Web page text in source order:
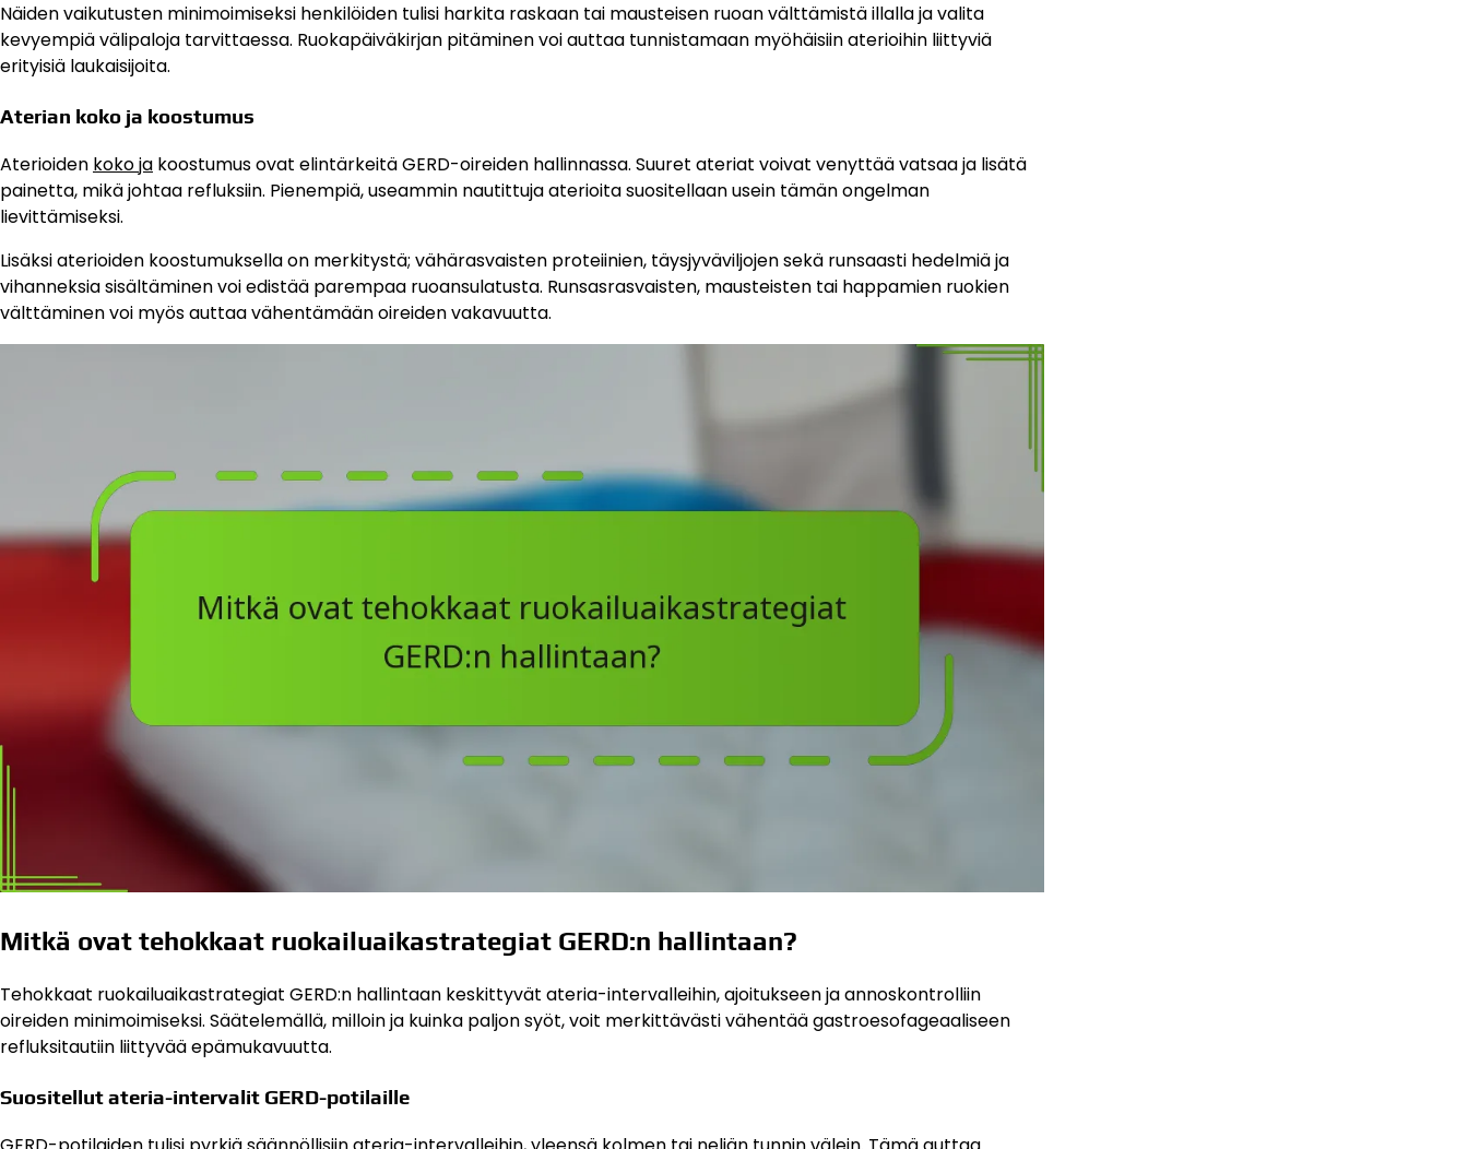
Näiden vaikutusten minimoimiseksi henkilöiden tulisi harkita raskaan tai mausteisen ruoan välttämistä illalla ja valita
kevyempiä välipaloja tarvittaessa. Ruokapäiväkirjan pitäminen voi auttaa tunnistamaan myöhäisiin aterioihin liittyviä
erityisiä laukaisijoita.
Aterian koko ja koostumus
Aterioiden koko ja koostumus ovat elintärkeitä GERD-oireiden hallinnassa. Suuret ateriat voivat venyttää vatsaa ja lisätä
painetta, mikä johtaa refluksiin. Pienempiä, useammin nautittuja aterioita suositellaan usein tämän ongelman
lievittämiseksi.
Lisäksi aterioiden koostumuksella on merkitystä; vähärasvaisten proteiinien, täysjyväviljojen sekä runsaasti hedelmiä ja
vihanneksia sisältäminen voi edistää parempaa ruoansulatusta. Runsasrasvaisten, mausteisten tai happamien ruokien
välttäminen voi myös auttaa vähentämään oireiden vakavuutta.
Mitkä ovat tehokkaat ruokailuaikastrategiat GERD:n hallintaan?
Tehokkaat ruokailuaikastrategiat GERD:n hallintaan keskittyvät ateria-intervalleihin, ajoitukseen ja annoskontrolliin
oireiden minimoimiseksi. Säätelemällä, milloin ja kuinka paljon syöt, voit merkittävästi vähentää gastroesofageaaliseen
refluksitautiin liittyvää epämukavuutta.
Suositellut ateria-intervalit GERD-potilaille